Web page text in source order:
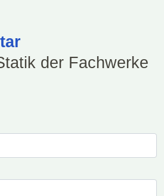
der Fachwerke